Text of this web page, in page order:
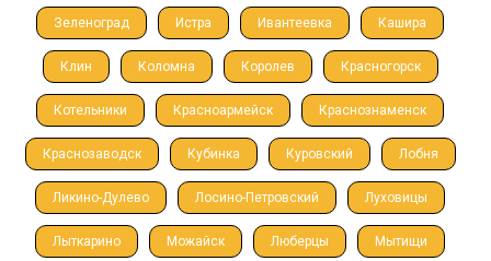
Зеленоград Истра Ивантеевка Кашира
Клин Коломна Королев Красногорск
Котельники Красноармейск Краснознаменск
Краснозаводск Кубинка Куровский Лобня
Ликино-Дулево Лосино-Петровский Луховицы
Лыткарино Можайск Люберцы Мытищи